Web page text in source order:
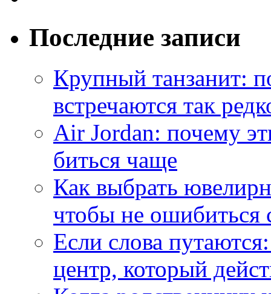
Последние записи
Крупный танзанит:
встречаются так
Air Jordan: почему
биться чаще
Как выбрать
чтобы не ошибиться
Если слова
центр, который